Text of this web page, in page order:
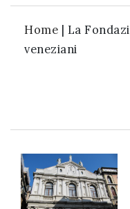
Home | La
veneziani
è
cultura